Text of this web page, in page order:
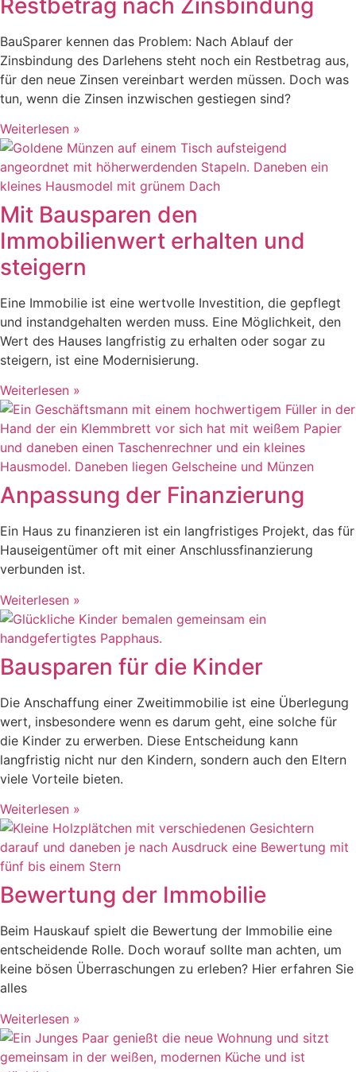
BauSparer kennen das Problem: Nach Ablauf der
Zinsbindung des Darlehens steht noch ein Restbetrag aus,
für den neue Zinsen vereinbart werden müssen. Doch was
tun, wenn die Zinsen inzwischen gestiegen sind?
Weiterlesen »
Mit Bausparen den
Immobilienwert erhalten und
steigern
Eine Immobilie ist eine wertvolle Investition, die gepflegt
und instandgehalten werden muss. Eine Möglichkeit, den
Wert des Hauses langfristig zu erhalten oder sogar zu
steigern, ist eine Modernisierung.
Weiterlesen »
Anpassung der Finanzierung
Ein Haus zu finanzieren ist ein langfristiges Projekt, das für
Hauseigentümer oft mit einer Anschlussfinanzierung
verbunden ist.
Weiterlesen »
Bausparen für die Kinder
Die Anschaffung einer Zweitimmobilie ist eine Überlegung
wert, insbesondere wenn es darum geht, eine solche für
die Kinder zu erwerben. Diese Entscheidung kann
langfristig nicht nur den Kindern, sondern auch den Eltern
viele Vorteile bieten.
Weiterlesen »
Bewertung der Immobilie
Beim Hauskauf spielt die Bewertung der Immobilie eine
entscheidende Rolle. Doch worauf sollte man achten, um
keine bösen Überraschungen zu erleben? Hier erfahren Sie
alles
Weiterlesen »